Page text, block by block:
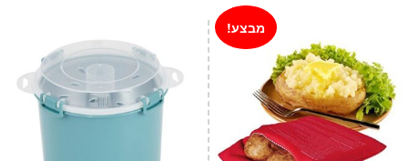
מוצרי חשמל למטבח
גאדג'טס וכלי מטבח
אחסון למטבח
סכינים
אפייה
קפה ותה
מבצע!